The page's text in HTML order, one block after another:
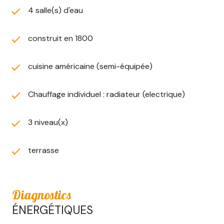
exposé sont disponibles sur le site
4 salle(s) d'eau
construit en 1800
cuisine américaine (semi-équipée)
Chauffage individuel : radiateur (electrique)
3 niveau(x)
terrasse
Diagnostics
ÉNERGÉTIQUES